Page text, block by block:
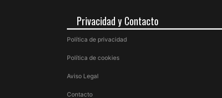
Privacidad y Contacto
Política de privacidad
Política de cookies
Aviso Legal
Contacto